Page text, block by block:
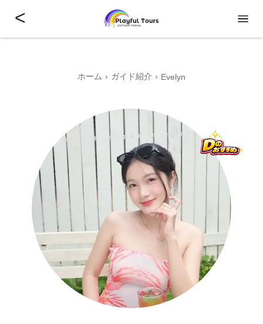
<
ホーム ガイド紹介 Evelyn